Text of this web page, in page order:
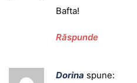
Bafta!
Răspunde
Dorina spune: